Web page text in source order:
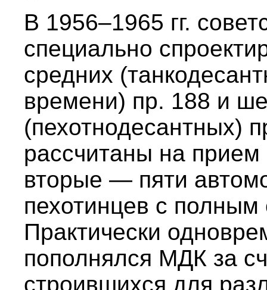
В 1956–1965 гг.
специально
средних
времени) пр. 188 и
(пехотнодесантных)
рассчитаны на прием
вторые — пяти
пехотинцев с
Практически
пополнялся МДК за
строившихся для